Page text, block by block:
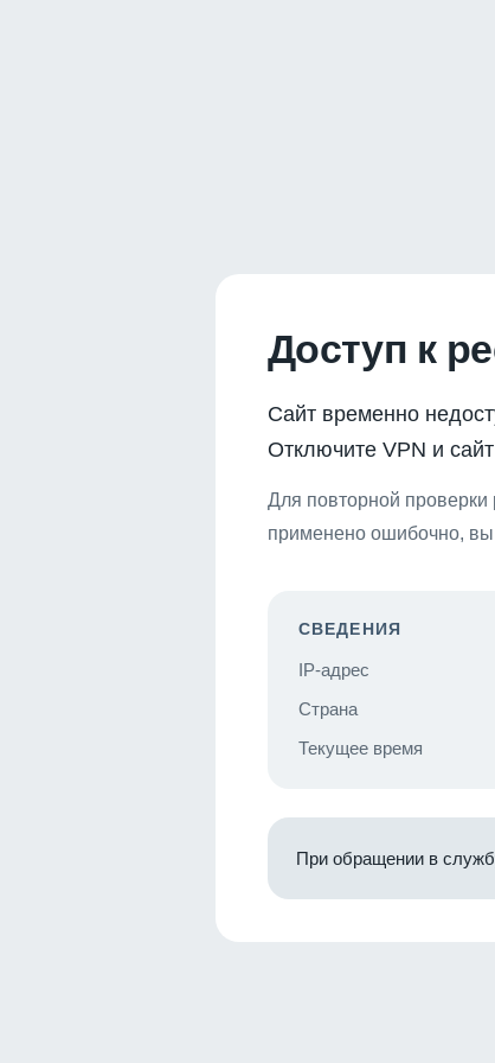
Доступ к
Сайт временно
Отключите VPN и
Для повторной проверки
применено ошибочно, вы
СВЕДЕНИЯ
IP-адрес
Страна
Текущее время
При обращении в